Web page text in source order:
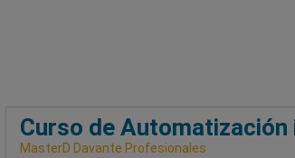
Curso de
MasterD Davante Profesionales